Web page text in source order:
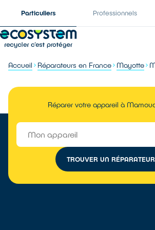
Particuliers Professionnels
Accueil Réparateurs en France Mayotte
Réparer votre appareil à
TROUVER UN RÉPARATEUR